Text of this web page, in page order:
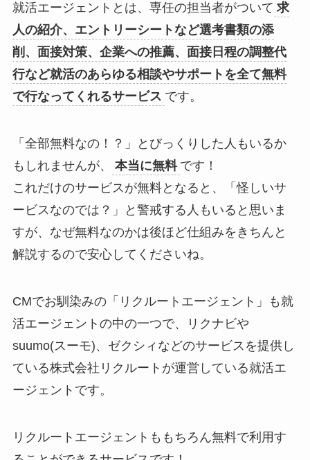
就活エージェントとは、専任の担当者がついて 求
人の紹介、エントリーシートなど選考書類の添
削、面接対策、企業への推薦、面接日程の調整代
行など就活のあらゆる相談やサポートを全て無料
で行なってくれるサービス です。
「全部無料なの！？」とびっくりした人もいるか
もしれませんが、
本当に無料 です！
これだけのサービスが無料となると、「怪しいサ
ービスなのでは？」と警戒する人もいると思いま
すが、なぜ無料なのかは後ほど仕組みをきちんと
解説するので安心してくださいね。
CMでお馴染みの「リクルートエージェント」も就
活エージェントの中の一つで、リクナビや
suumo(スーモ)、ゼクシィなどのサービスを提供し
ている株式会社リクルートが運営している就活エ
ージェントです。
リクルートエージェントももちろん無料で利用す